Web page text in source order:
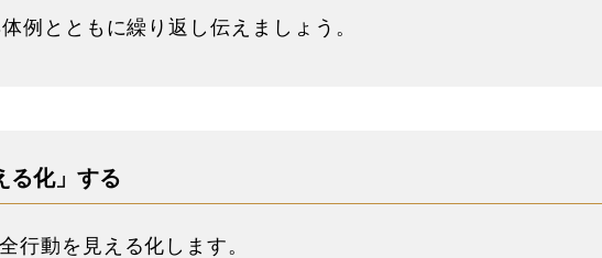
例とともに繰り返し伝えましょう。
る化」する
行動を見える化します。